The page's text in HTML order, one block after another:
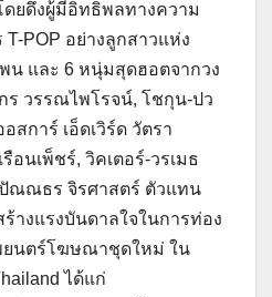
ดยดึงผู้มีอิทธิพลทางความ
POP อย่างลูกสาวแห่ง
และ 6 หนุ่มสุดฮอตจากวง
ร วรรณไพโรจน์, โชกุน-ปว
สการ์ เอ็ดเวิร์ด วัตรา
อนเพ็ชร์, วิคเตอร์-วรเมธ
ณณธร จิรศาสตร์ ตัวแทน
างแรงบันดาลใจในการท่อง
ยนตร์โฆษณาชุดใหม่ ใน
ได้แก่